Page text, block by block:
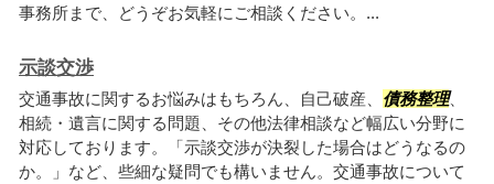
事務所まで、どうぞお気軽にご相談ください。...
示談交渉
交通事故に関するお悩みはもちろん、自己破産、 債務整理、
相続・遺言に関する問題、その他法律相談など幅広い分野に
対応しております。「示談交渉が決裂した場合はどうなるの
か。」など、些細な疑問でも構いません。交通事故について